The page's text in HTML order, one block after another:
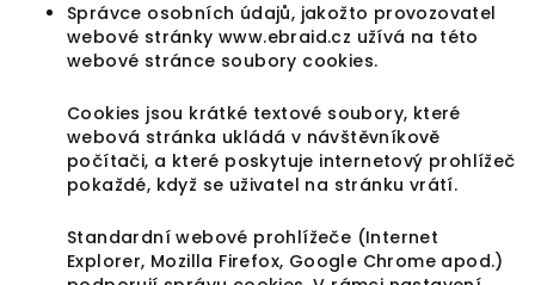
Správce osobních údajů, jakožto provozovatel
webové stránky www.ebraid.cz užívá na této
webové stránce soubory cookies.
Cookies jsou krátké textové soubory, které
webová stránka ukládá v návštěvníkově
počítači, a které poskytuje internetový prohlížeč
pokaždé, když se uživatel na stránku vrátí.
Standardní webové prohlížeče (Internet
Explorer, Mozilla Firefox, Google Chrome apod.)